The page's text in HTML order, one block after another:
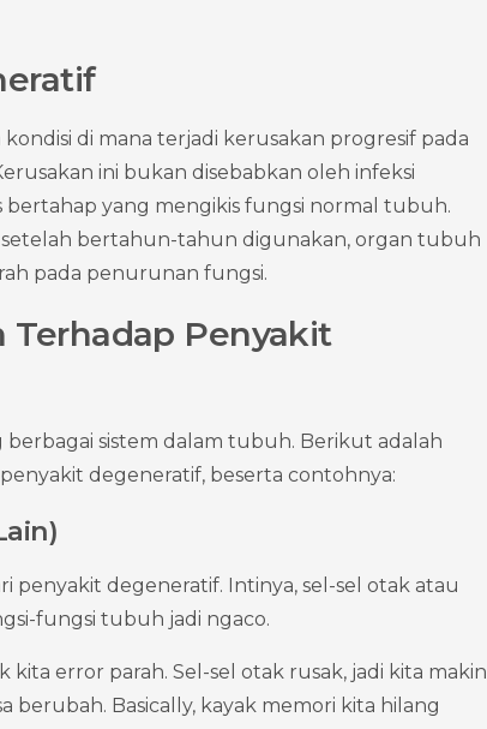
di mana terjadi kerusakan progresif pada
ini bukan disebabkan oleh infeksi
yang mengikis fungsi normal tubuh.
setelah bertahun-tahun digunakan, organ tubuh
pada penurunan fungsi.
Terhadap Penyakit
sistem dalam tubuh. Berikut adalah
degeneratif, beserta contohnya:
penyakit degeneratif. Intinya, sel-sel otak atau
fungsi tubuh jadi ngaco.
error parah. Sel-sel otak rusak, jadi kita makin
berubah. Basically, kayak memori kita hilang